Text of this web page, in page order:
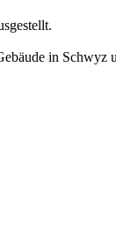
in Schwyz